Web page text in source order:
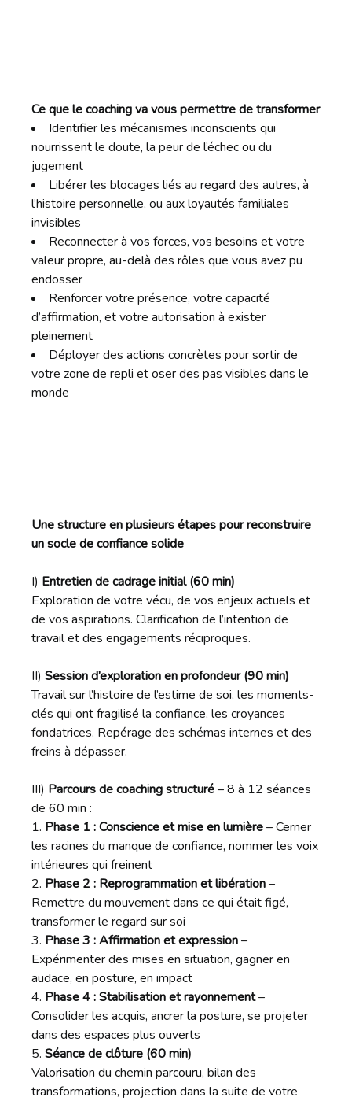
Ce que le coaching va vous permettre de transformer
Identifier les mécanismes inconscients qui
nourrissent le doute, la peur de l’échec ou du
jugement
Libérer les blocages liés au regard des autres, à
l’histoire personnelle, ou aux loyautés familiales
invisibles
Reconnecter à vos forces, vos besoins et votre
valeur propre, au-delà des rôles que vous avez pu
endosser
Renforcer votre présence, votre capacité
d’affirmation, et votre autorisation à exister
pleinement
Déployer des actions concrètes pour sortir de
votre zone de repli et oser des pas visibles dans le
monde
Une structure en plusieurs étapes pour reconstruire
un socle de confiance solide
I) Entretien de cadrage initial (60 min)
Exploration de votre vécu, de vos enjeux actuels et
de vos aspirations. Clarification de l’intention de
travail et des engagements réciproques.
II) Session d’exploration en profondeur (90 min)
Travail sur l’histoire de l’estime de soi, les moments-
clés qui ont fragilisé la confiance, les croyances
fondatrices. Repérage des schémas internes et des
freins à dépasser.
III) Parcours de coaching structuré– 8 à 12 séances
de 60 min :
Phase 1 : Conscience et mise en lumière– Cerner
les racines du manque de confiance, nommer les voix
intérieures qui freinent
Phase 2 : Reprogrammation et libération–
Remettre du mouvement dans ce qui était figé,
transformer le regard sur soi
Phase 3 : Affirmation et expression–
Expérimenter des mises en situation, gagner en
audace, en posture, en impact
Phase 4 : Stabilisation et rayonnement–
Consolider les acquis, ancrer la posture, se projeter
dans des espaces plus ouverts
Séance de clôture (60 min)
Valorisation du chemin parcouru, bilan des
transformations, projection dans la suite de votre